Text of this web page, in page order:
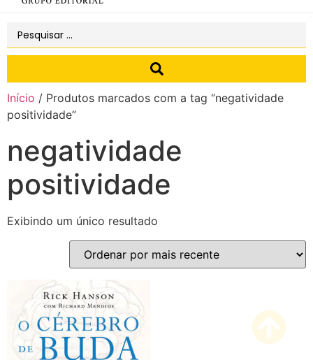
Início / Produtos marcados com a tag “negatividade
positividade”
negatividade
positividade
Exibindo um único resultado